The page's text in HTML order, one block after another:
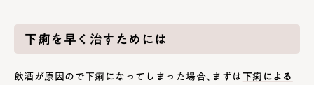
下痢を早く治すためには
飲酒が原因ので下痢になってしまった場合、まずは下痢による